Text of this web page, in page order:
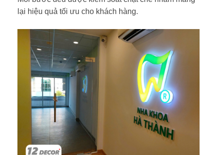
lại hiệu quả tối ưu cho khách hàng.